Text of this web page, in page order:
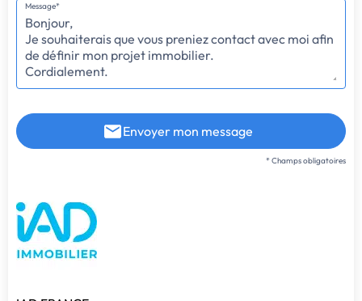
Message*
Envoyer mon message
* Champs obligatoires